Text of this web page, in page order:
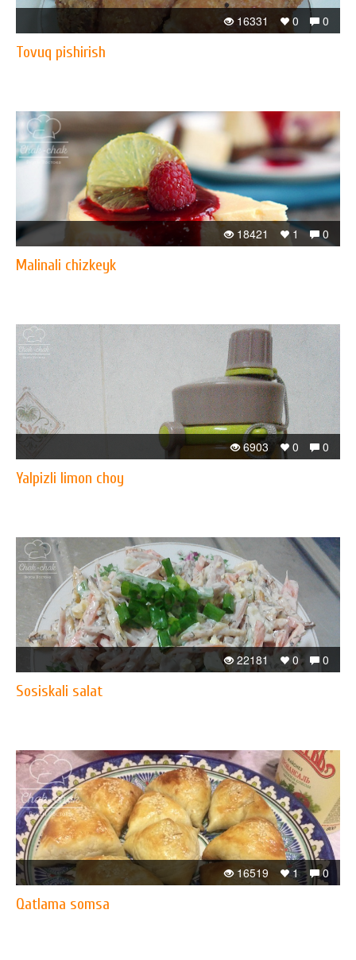
0
0
16331
Tovuq pishirish
0
1
18421
Malinali chizkeyk
0
0
6903
Yalpizli limon choy
0
0
22181
Sosiskali salat
0
1
16519
Qatlama somsa